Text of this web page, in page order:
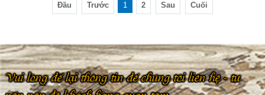
Đầu Trước 1 2 Sau Cuối
Vui lòng để lại thông tin để chúng tôi liên hệ - tư